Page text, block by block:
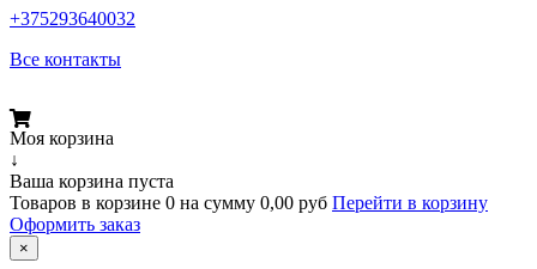
+375293640032
Все контакты
Моя корзина
↓
Ваша корзина пуста
Товаров в корзине 0 на сумму 0,00 руб Перейти в корзину
Оформить заказ
×